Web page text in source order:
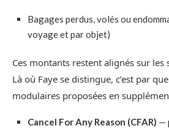
Bagages perdus, volés ou
voyage et par objet)
Ces montants restent alignés sur les
Là où Faye se distingue, c’est par
modulaires proposées en
Cancel For Any Reason (CFAR) —